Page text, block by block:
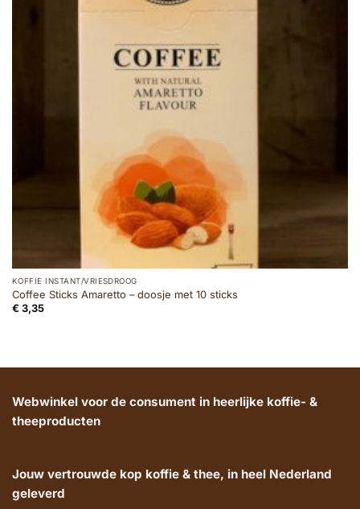
KOFFIE INSTANT/VRIESDROOG
Coffee Sticks Amaretto – doosje met 10 sticks
€ 3,35
Webwinkel voor de consument in heerlijke koffie- &
theeproducten
Jouw vertrouwde kop koffie & thee, in heel Nederland
geleverd